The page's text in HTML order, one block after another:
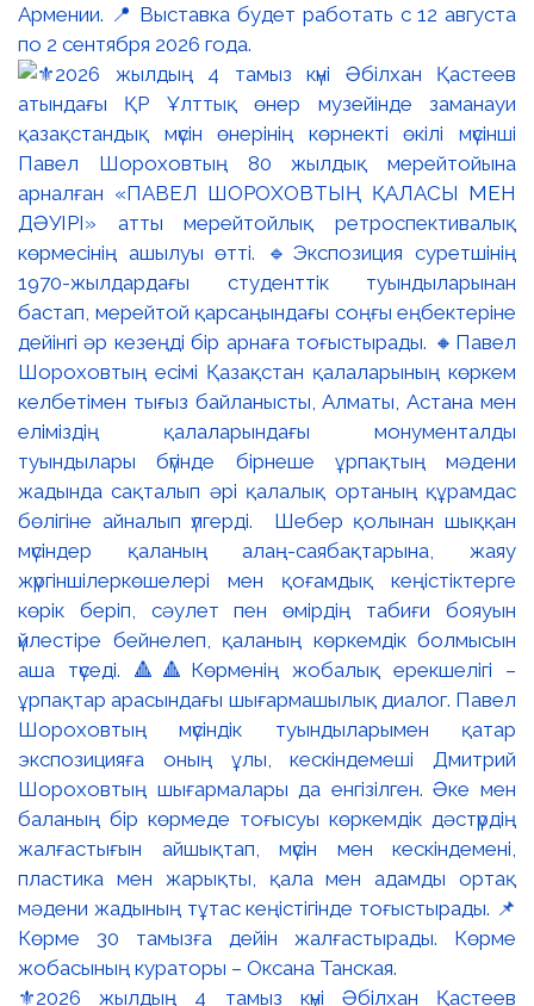
Армении. 📍 Выставка будет работать с 12 августа
по 2 сентября 2026 года.
⚜️2026 жылдың 4 тамыз күні Әбілхан Қастеев